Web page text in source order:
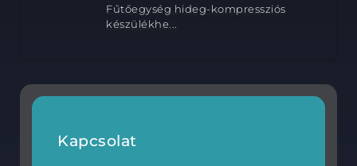
Fűtőegység hideg-kompressziós
készülékhe...
Kapcsolat